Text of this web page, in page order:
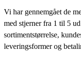
Vi har gennemgået de
med stjerner fra 1 til 5
sortimentstørrelse,
leveringsformer og